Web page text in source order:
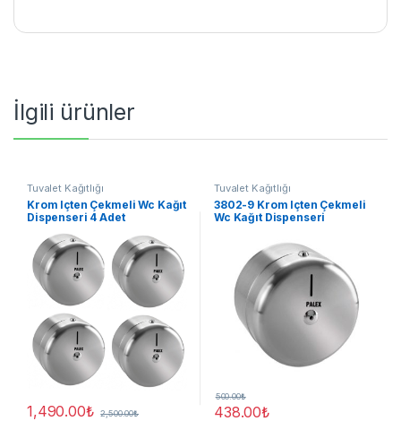
İlgili ürünler
Tuvalet Kağıtlığı
Krom Içten Çekmeli Wc Kağıt
Dispenseri 4 Adet
1,490.00₺ 2,500.00₺
Tuvalet Kağıtlığı
3802-9 Krom Içten Çekmeli
Wc Kağıt Dispenseri
438.00₺
500.00₺